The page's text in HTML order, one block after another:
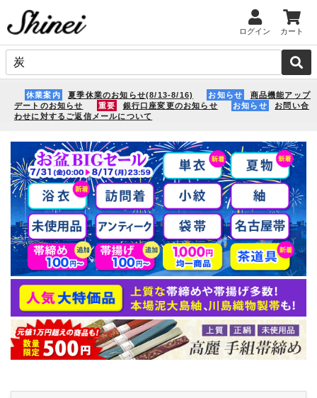
ログイン カート
休業案内 夏季休業のお知らせ(8/13-8/16) お知らせ
商品機能アップ
デートのお知らせ
重要 銀行口座変更のお知らせ お知らせ
お問い合
わせに対するご返信メールについて